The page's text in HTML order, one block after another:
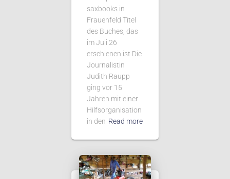
saxbooks in
Frauenfeld Titel
des Buches, das
im Juli 26
erschienen ist Die
Journalistin
Judith Raupp
ging vor 15
Jahren mit einer
Hilfsorganisation
in den Read more